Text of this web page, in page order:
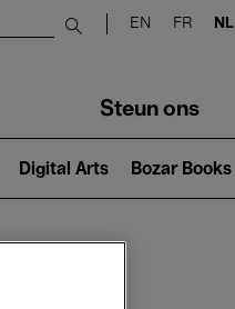
Submit search
EN FR NL
Steun ons
Digital Arts Bozar Books